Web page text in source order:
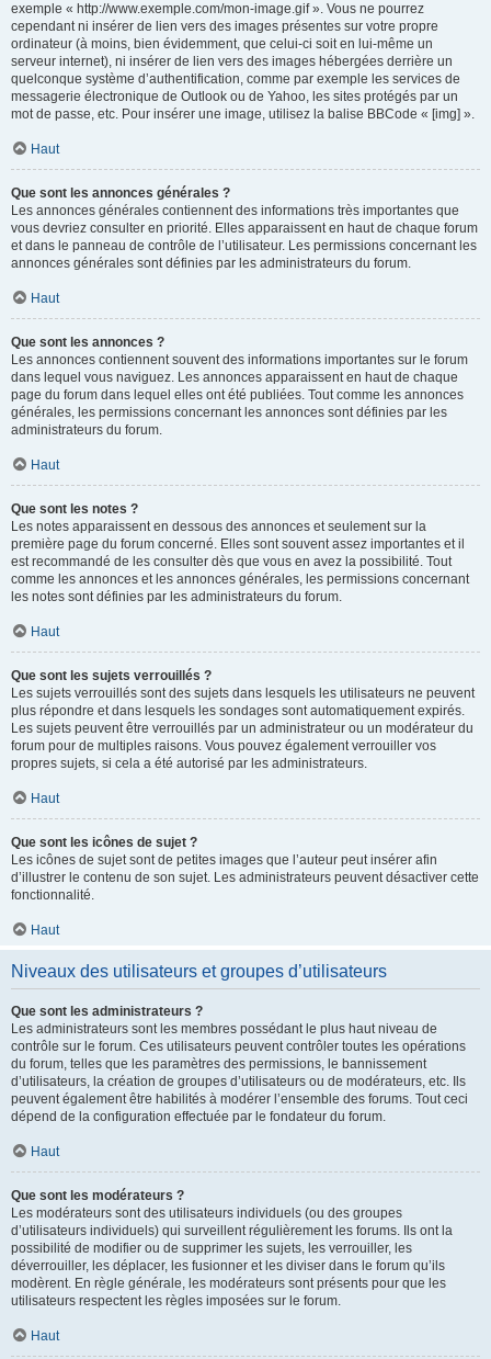
exemple « http://www.exemple.com/mon-image.gif ». Vous ne pourrez
cependant ni insérer de lien vers des images présentes sur votre propre
ordinateur (à moins, bien évidemment, que celui-ci soit en lui-même un
serveur internet), ni insérer de lien vers des images hébergées derrière un
quelconque système d’authentification, comme par exemple les services de
messagerie électronique de Outlook ou de Yahoo, les sites protégés par un
mot de passe, etc. Pour insérer une image, utilisez la balise BBCode « [img] ».
Haut
Que sont les annonces générales ?
Les annonces générales contiennent des informations très importantes que
vous devriez consulter en priorité. Elles apparaissent en haut de chaque forum
et dans le panneau de contrôle de l’utilisateur. Les permissions concernant les
annonces générales sont définies par les administrateurs du forum.
Haut
Que sont les annonces ?
Les annonces contiennent souvent des informations importantes sur le forum
dans lequel vous naviguez. Les annonces apparaissent en haut de chaque
page du forum dans lequel elles ont été publiées. Tout comme les annonces
générales, les permissions concernant les annonces sont définies par les
administrateurs du forum.
Haut
Que sont les notes ?
Les notes apparaissent en dessous des annonces et seulement sur la
première page du forum concerné. Elles sont souvent assez importantes et il
est recommandé de les consulter dès que vous en avez la possibilité. Tout
comme les annonces et les annonces générales, les permissions concernant
les notes sont définies par les administrateurs du forum.
Haut
Que sont les sujets verrouillés ?
Les sujets verrouillés sont des sujets dans lesquels les utilisateurs ne peuvent
plus répondre et dans lesquels les sondages sont automatiquement expirés.
Les sujets peuvent être verrouillés par un administrateur ou un modérateur du
forum pour de multiples raisons. Vous pouvez également verrouiller vos
propres sujets, si cela a été autorisé par les administrateurs.
Haut
Que sont les icônes de sujet ?
Les icônes de sujet sont de petites images que l’auteur peut insérer afin
d’illustrer le contenu de son sujet. Les administrateurs peuvent désactiver cette
fonctionnalité.
Haut
Niveaux des utilisateurs et groupes d’utilisateurs
Que sont les administrateurs ?
Les administrateurs sont les membres possédant le plus haut niveau de
contrôle sur le forum. Ces utilisateurs peuvent contrôler toutes les opérations
du forum, telles que les paramètres des permissions, le bannissement
d’utilisateurs, la création de groupes d’utilisateurs ou de modérateurs, etc. Ils
peuvent également être habilités à modérer l’ensemble des forums. Tout ceci
dépend de la configuration effectuée par le fondateur du forum.
Haut
Que sont les modérateurs ?
Les modérateurs sont des utilisateurs individuels (ou des groupes
d’utilisateurs individuels) qui surveillent régulièrement les forums. Ils ont la
possibilité de modifier ou de supprimer les sujets, les verrouiller, les
déverrouiller, les déplacer, les fusionner et les diviser dans le forum qu’ils
modèrent. En règle générale, les modérateurs sont présents pour que les
utilisateurs respectent les règles imposées sur le forum.
Haut